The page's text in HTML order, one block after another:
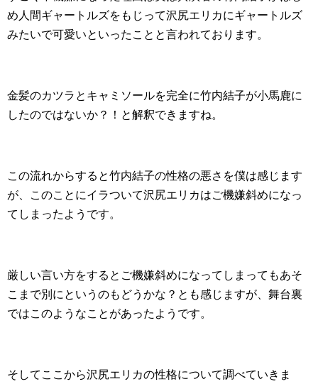
め人間ギャートルズをもじって沢尻エリカにギャートルズ
みたいで可愛いといったことと言われております。
金髪のカツラとキャミソールを完全に竹内結子が小馬鹿に
したのではないか？！と解釈できますね。
この流れからすると竹内結子の性格の悪さを僕は感じます
が、このことにイラついて沢尻エリカはご機嫌斜めになっ
てしまったようです。
厳しい言い方をするとご機嫌斜めになってしまってもあそ
こまで別にというのもどうかな？とも感じますが、舞台裏
ではこのようなことがあったようです。
そしてここから沢尻エリカの性格について調べていきま